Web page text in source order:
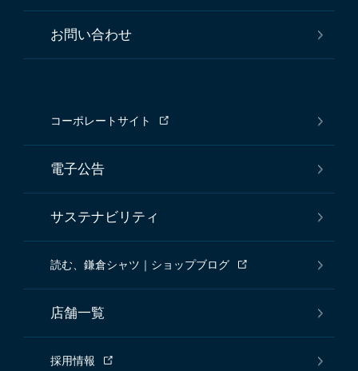
お問い合わせ
コーポレートサイト
電子公告
サステナビリティ
読む、鎌倉シャツ｜ショップブログ
店舗一覧
採用情報